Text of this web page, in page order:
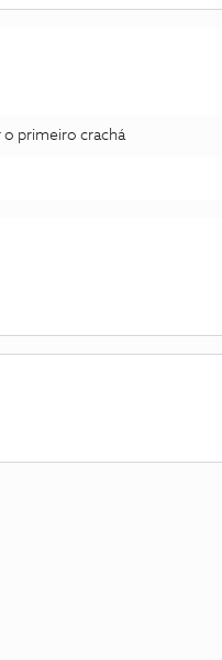
o primeiro crachá